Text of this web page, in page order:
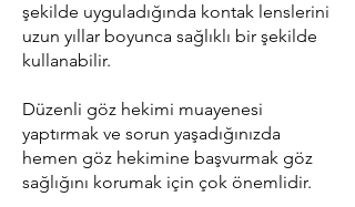
şekilde uyguladığında kontak lenslerini
uzun yıllar boyunca sağlıklı bir şekilde
kullanabilir.
Düzenli göz hekimi muayenesi
yaptırmak ve sorun yaşadığınızda
hemen göz hekimine başvurmak göz
sağlığını korumak için çok önemlidir.